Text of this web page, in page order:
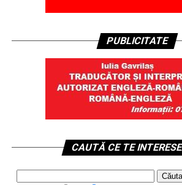
PUBLICITATE
CAUTĂ CE TE